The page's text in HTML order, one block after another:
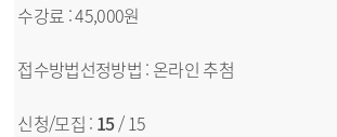
45,000원
온라인 추첨
15/ 15